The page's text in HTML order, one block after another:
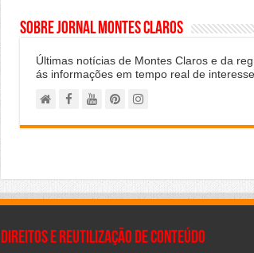
Sobre Jornal Montes Claros
Últimas notícias de Montes Claros e da
ás informações em tempo real de
Direitos e Reutilização de Conteúdo